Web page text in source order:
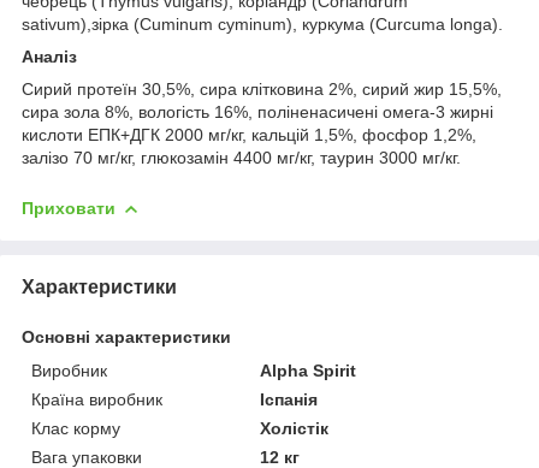
sativum),зірка (Cuminum cyminum), куркума (Curcuma longa).
Аналіз
Сирий протеїн 30,5%, сира клітковина 2%, сирий жир 15,5%,
сира зола 8%, вологість 16%, поліненасичені омега-3 жирні
кислоти ЕПК+ДГК 2000 мг/кг, кальцій 1,5%, фосфор 1,2%,
залізо 70 мг/кг, глюкозамін 4400 мг/кг, таурин 3000 мг/кг.
Приховати
Характеристики
Основні характеристики
Виробник
Alpha Spirit
Країна виробник
Іспанія
Клас корму
Холістік
Вага упаковки
12 кг